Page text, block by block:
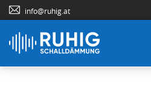
info@ruhig.at